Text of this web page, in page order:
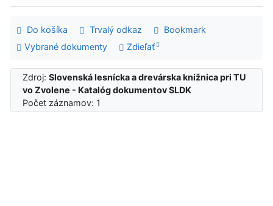
Do košíka Trvalý odkaz
Bookmark
Vybrané dokumenty
Zdieľať
Zdroj:Slovenská lesnícka a drevárska knižnica pri TU
vo Zvolene - Katalóg dokumentov SLDK
Počet záznamov: 1